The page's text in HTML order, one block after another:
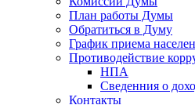
План работы Думы
Обратиться в Думу
График приема
Противодействие
НПА
Сведенния о
Контакты